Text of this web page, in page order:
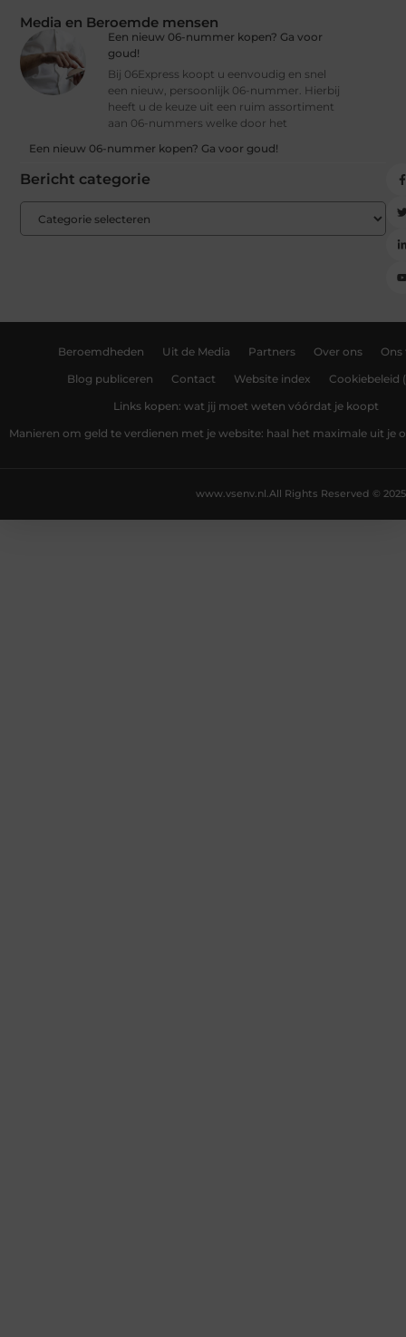
Media en Beroemde mensen
Een nieuw 06-nummer kopen? Ga voor
goud!
Bij 06Express koopt u eenvoudig en snel
een nieuw, persoonlijk 06-nummer. Hierbij
heeft u de keuze uit een ruim assortiment
aan 06-nummers welke door het
Een nieuw 06-nummer kopen? Ga voor goud!
Bericht categorie
Beroemdheden Uit de Media Partners Over ons Ons
Blog publiceren Contact Website index Cookiebeleid
Links kopen: wat jij moet weten vóórdat je koopt
Manieren om geld te verdienen met je website: haal het maximale uit je
All Rights Reserved © 2025
www.vsenv.nl.